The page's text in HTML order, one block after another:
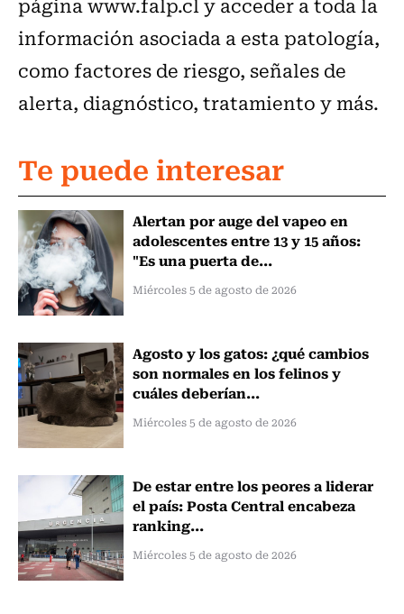
información asociada a esta patología,
como factores de riesgo, señales de
alerta, diagnóstico, tratamiento y más.
Te puede interesar
Alertan por auge del vapeo en
adolescentes entre 13 y 15 años:
"Es una puerta de...
Miércoles 5 de agosto de 2026
Agosto y los gatos: ¿qué cambios
son normales en los felinos y
cuáles deberían...
Miércoles 5 de agosto de 2026
De estar entre los peores a liderar
el país: Posta Central encabeza
ranking...
Miércoles 5 de agosto de 2026